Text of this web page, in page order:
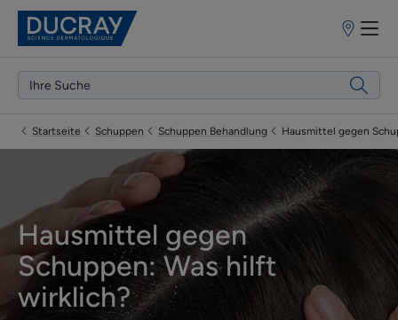
Startseite Schuppen Schuppen Behandlung Hausmittel gegen
Hausmittel gegen
Schuppen: Was hilft
wirklich?